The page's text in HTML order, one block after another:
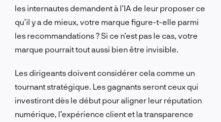
les internautes demandent à l’IA de leur proposer ce
qu’il y a de mieux, votre marque figure-t-elle parmi
les recommandations ? Si ce n’est pas le cas, votre
marque pourrait tout aussi bien être invisible.
Les dirigeants doivent considérer cela comme un
tournant stratégique. Les gagnants seront ceux qui
investiront dès le début pour aligner leur réputation
numérique, l’expérience client et la transparence